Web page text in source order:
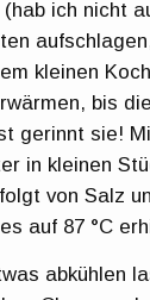
ich nicht
kleinen
bis
gerinnt sie!
in kleinen
von Salz
auf 87 °C
abkühlen